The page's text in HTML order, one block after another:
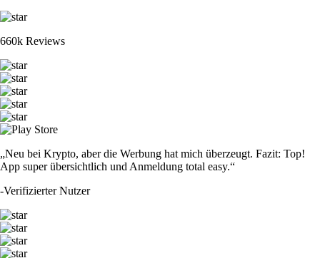
660k Reviews
„Neu bei Krypto, aber die Werbung hat mich überzeugt. Fazit: Top!
App super übersichtlich und Anmeldung total easy.“
-Verifizierter Nutzer